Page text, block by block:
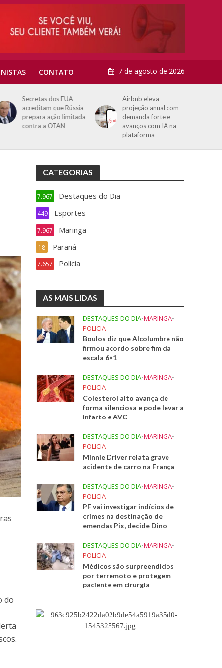
CONTATO 7 de agosto de 2026
Secretas dos EUA
acreditam que Rússia
prepara ação limitada
contra a OTAN
Airbnb eleva
projeção anual com
demanda forte e
avanços com IA na
plataforma
do
CATEGORIAS
Destaques do Dia
7.967
Esportes
449
Maringa
7.967
Paraná
18
Policia
7.657
AS MAIS LIDAS
DESTAQUES DO DIA•MARINGA•
POLICIA
Boulos diz que Alcolumbre não
firmou acordo sobre fim da
escala 6×1
DESTAQUES DO DIA•MARINGA•
POLICIA
Colesterol alto avança de
forma silenciosa e pode levar a
infarto e AVC
DESTAQUES DO DIA•MARINGA•
POLICIA
Minnie Driver relata grave
acidente de carro na França
DESTAQUES DO DIA•MARINGA•
POLICIA
PF vai investigar indícios de
crimes na destinação de
emendas Pix, decide Dino
DESTAQUES DO DIA•MARINGA•
POLICIA
Médicos são surpreendidos
por terremoto e protegem
paciente em cirurgia